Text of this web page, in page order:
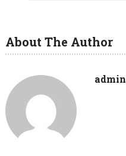
About The Author
admin